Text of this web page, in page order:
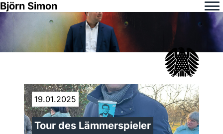
Björn Simon
19.01.2025
Tour des Lämmerspieler